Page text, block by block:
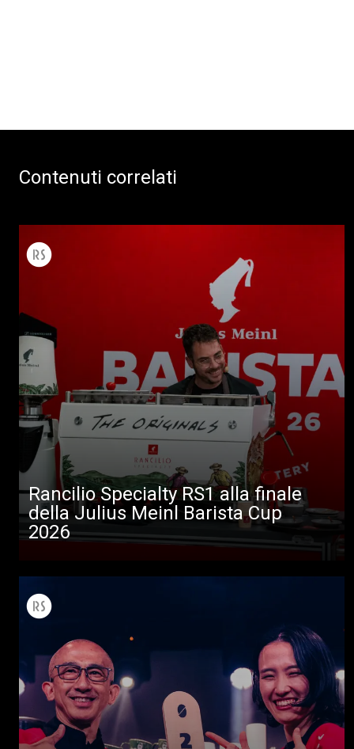
Contenuti correlati
Rancilio Specialty RS1 alla finale
della Julius Meinl Barista Cup
2026
Tutti